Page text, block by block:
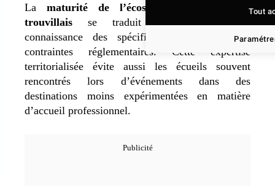
La maturité de l’écosystème événementiel
trouvillais se traduit par une parfaite
connaissance des spécificités locales et des
contraintes réglementaires. Cette expertise
territorialisée évite aussi les écueils souvent
rencontrés lors d’événements dans des
destinations moins expérimentées en matière
d’accueil professionnel.
Tout